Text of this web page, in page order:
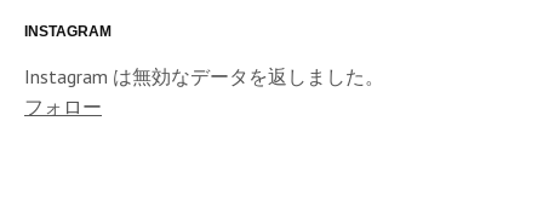
INSTAGRAM
Instagram は無効なデータを返しました。
フォロー